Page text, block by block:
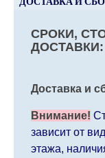
СРОКИ,
ДОСТАВКИ:
Доставка и
Внимание!
зависит от
этажа,